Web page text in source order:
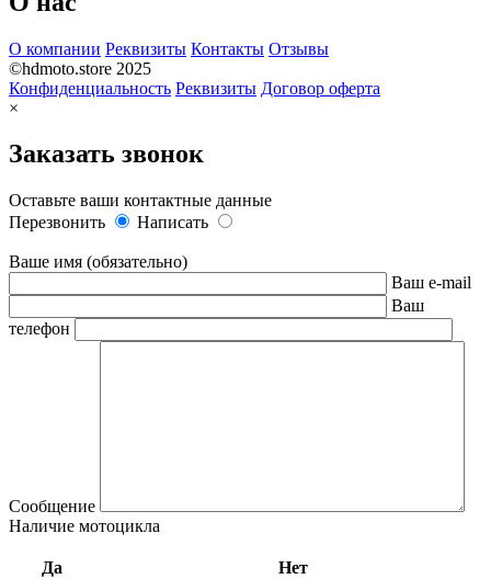
О компании Реквизиты Контакты Отзывы
©hdmoto.store 2025
Конфиденциальность Реквизиты Договор оферта
×
Заказать звонок
Оставьте ваши контактные данные
Перезвонить
Написать
Ваше имя (обязательно)
Ваш e-mail
Ваш
телефон
Сообщение
Наличие мотоцикла
Да Нет